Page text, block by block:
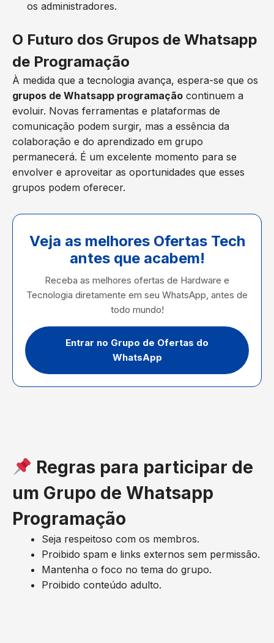
os administradores.
O Futuro dos Grupos de Whatsapp
de Programação
À medida que a tecnologia avança, espera-se que os
grupos de Whatsapp programação continuem a
evoluir. Novas ferramentas e plataformas de
comunicação podem surgir, mas a essência da
colaboração e do aprendizado em grupo
permanecerá. É um excelente momento para se
envolver e aproveitar as oportunidades que esses
grupos podem oferecer.
Veja as melhores Ofertas Tech
antes que acabem!
Receba as melhores ofertas de Hardware e
Tecnologia diretamente em seu WhatsApp, antes de
todo mundo!
Entrar no Grupo de Ofertas do
WhatsApp
Regras para participar de
um Grupo de Whatsapp
Programação
Seja respeitoso com os membros.
Proibido spam e links externos sem permissão.
Mantenha o foco no tema do grupo.
Proibido conteúdo adulto.